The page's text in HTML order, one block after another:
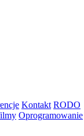
Kontakt RODO
Oprogramowanie